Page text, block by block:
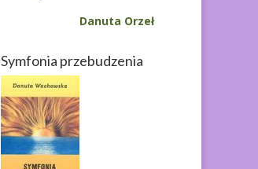
Danuta Orzeł
Symfonia przebudzenia